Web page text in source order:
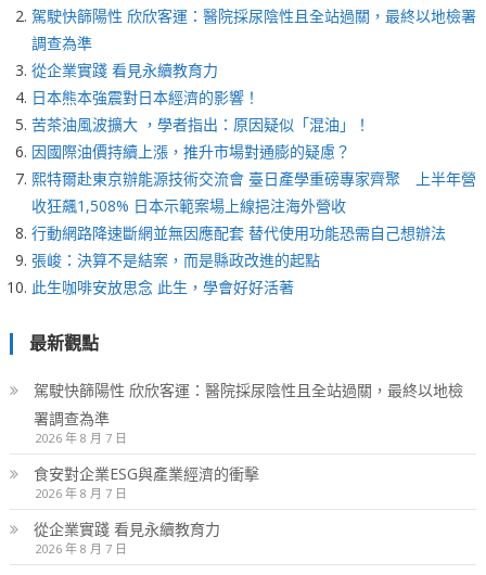
駕駛快篩陽性 欣欣客運：醫院採尿陰性且全站過關，最終以地檢署
調查為準
從企業實踐 看見永續教育力
日本熊本強震對日本經濟的影響！
苦茶油風波擴大 ，學者指出：原因疑似「混油」！
因國際油價持續上漲，推升市場對通膨的疑慮？
熙特爾赴東京辦能源技術交流會 臺日產學重磅專家齊聚 上半年營
收狂飆1,508% 日本示範案場上線挹注海外營收
行動網路降速斷網並無因應配套 替代使用功能恐需自己想辦法
張峻：決算不是結案，而是縣政改進的起點
此生咖啡安放思念 此生，學會好好活著
最新觀點
駕駛快篩陽性 欣欣客運：醫院採尿陰性且全站過關，最終以地檢
署調查為準
2026 年 8 月 7 日
食安對企業ESG與產業經濟的衝擊
2026 年 8 月 7 日
從企業實踐 看見永續教育力
2026 年 8 月 7 日